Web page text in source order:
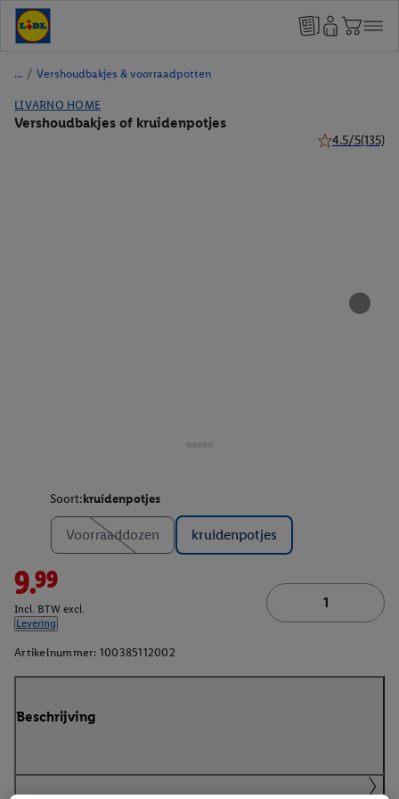
/ Vershoudbakjes & voorraadpotten
LIVARNO HOME
Vershoudbakjes of kruidenpotjes
4.5/5(135)
Soort:kruidenpotjes
Voorraaddozen kruidenpotjes
9.99
Incl. BTW excl.
Levering
Artikelnummer: 100385112002
Beschrijving